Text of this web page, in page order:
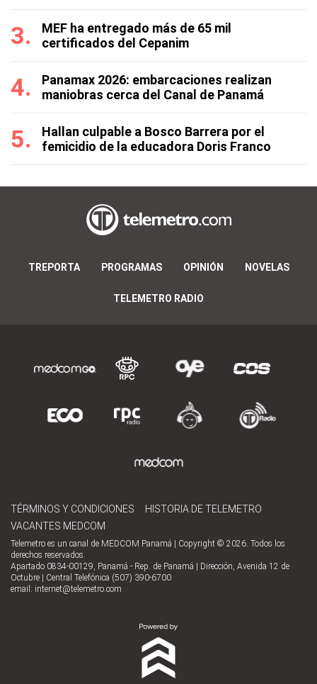
MEF ha entregado más de 65 mil
certificados del Cepanim
Panamax 2026: embarcaciones realizan
maniobras cerca del Canal de Panamá
Hallan culpable a Bosco Barrera por el
femicidio de la educadora Doris Franco
TREPORTA PROGRAMAS OPINIÓN NOVELAS
TELEMETRO RADIO
TÉRMINOS Y CONDICIONES
HISTORIA DE TELEMETRO
VACANTES MEDCOM
Telemetro es un canal de MEDCOM Panamá | Copyright © 2026. Todos los
derechos reservados.
Apartado 0834-00129, Panamá - Rep. de Panamá | Dirección, Avenida 12 de
Octubre | Central Telefónica (507) 390-6700
email: internet@telemetro.com